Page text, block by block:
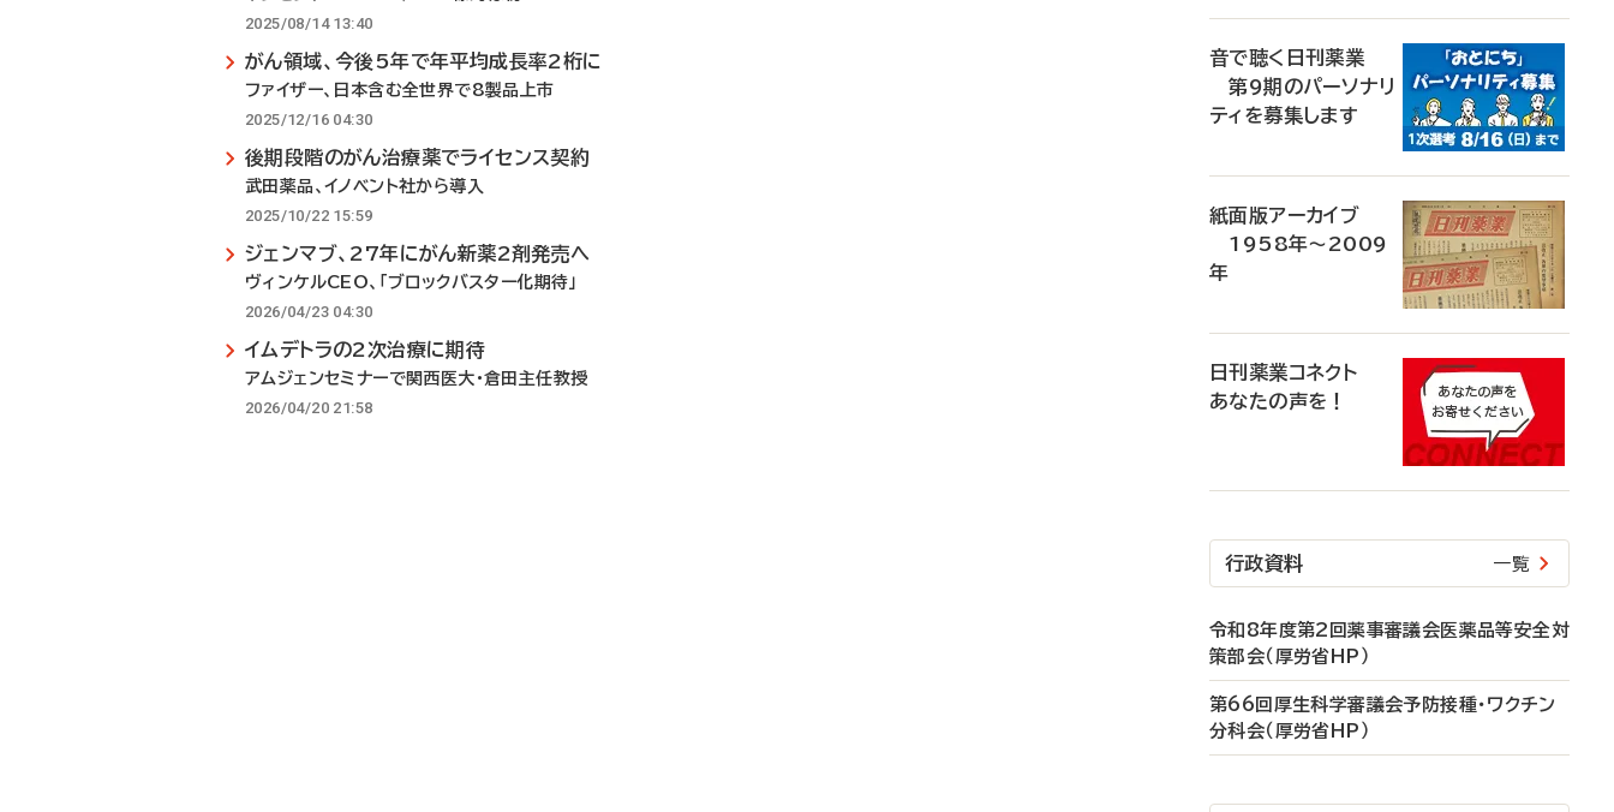
2025/08/14 13:40
がん領域、今後5年で年平均成長率2桁に
ファイザー、日本含む全世界で8製品上市
2025/12/16 04:30
後期段階のがん治療薬でライセンス契約
武田薬品、イノベント社から導入
2025/10/22 15:59
ジェンマブ、27年にがん新薬2剤発売へ
ヴィンケルCEO、「ブロックバスター化期待」
2026/04/23 04:30
イムデトラの2次治療に期待
アムジェンセミナーで関西医大・倉田主任教授
2026/04/20 21:58
音で聴く日刊薬業
第9期のパーソナリ
ティを募集します
紙面版アーカイブ
1958年～2009
年
日刊薬業コネクト
あなたの声を！
行政資料 一覧
令和8年度第2回薬事審議会医薬品等安全対
策部会（厚労省HP）
第66回厚生科学審議会予防接種・ワクチン
分科会（厚労省HP）